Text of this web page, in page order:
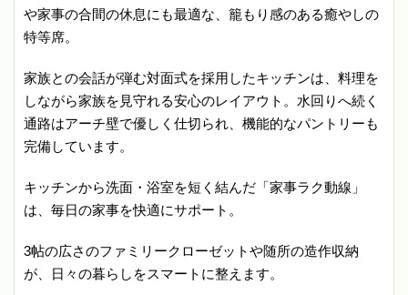
や家事の合間の休息にも最適な、籠もり感のある癒やしの
特等席。
家族との会話が弾む対面式を採用したキッチンは、料理を
しながら家族を見守れる安心のレイアウト。水回りへ続く
通路はアーチ壁で優しく仕切られ、機能的なパントリーも
完備しています。
キッチンから洗面・浴室を短く結んだ「家事ラク動線」
は、毎日の家事を快適にサポート。
3帖の広さのファミリークローゼットや随所の造作収納
が、日々の暮らしをスマートに整えます。